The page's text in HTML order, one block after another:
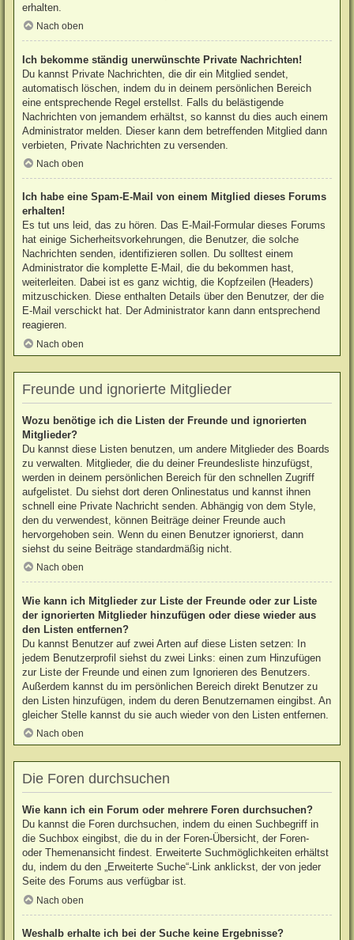
erhalten.
Nach oben
Ich bekomme ständig unerwünschte Private Nachrichten!
Du kannst Private Nachrichten, die dir ein Mitglied sendet,
automatisch löschen, indem du in deinem persönlichen Bereich
eine entsprechende Regel erstellst. Falls du belästigende
Nachrichten von jemandem erhältst, so kannst du dies auch einem
Administrator melden. Dieser kann dem betreffenden Mitglied dann
verbieten, Private Nachrichten zu versenden.
Nach oben
Ich habe eine Spam-E-Mail von einem Mitglied dieses Forums
erhalten!
Es tut uns leid, das zu hören. Das E-Mail-Formular dieses Forums
hat einige Sicherheitsvorkehrungen, die Benutzer, die solche
Nachrichten senden, identifizieren sollen. Du solltest einem
Administrator die komplette E-Mail, die du bekommen hast,
weiterleiten. Dabei ist es ganz wichtig, die Kopfzeilen (Headers)
mitzuschicken. Diese enthalten Details über den Benutzer, der die
E-Mail verschickt hat. Der Administrator kann dann entsprechend
reagieren.
Nach oben
Freunde und ignorierte Mitglieder
Wozu benötige ich die Listen der Freunde und ignorierten
Mitglieder?
Du kannst diese Listen benutzen, um andere Mitglieder des Boards
zu verwalten. Mitglieder, die du deiner Freundesliste hinzufügst,
werden in deinem persönlichen Bereich für den schnellen Zugriff
aufgelistet. Du siehst dort deren Onlinestatus und kannst ihnen
schnell eine Private Nachricht senden. Abhängig von dem Style,
den du verwendest, können Beiträge deiner Freunde auch
hervorgehoben sein. Wenn du einen Benutzer ignorierst, dann
siehst du seine Beiträge standardmäßig nicht.
Nach oben
Wie kann ich Mitglieder zur Liste der Freunde oder zur Liste
der ignorierten Mitglieder hinzufügen oder diese wieder aus
den Listen entfernen?
Du kannst Benutzer auf zwei Arten auf diese Listen setzen: In
jedem Benutzerprofil siehst du zwei Links: einen zum Hinzufügen
zur Liste der Freunde und einen zum Ignorieren des Benutzers.
Außerdem kannst du im persönlichen Bereich direkt Benutzer zu
den Listen hinzufügen, indem du deren Benutzernamen eingibst. An
gleicher Stelle kannst du sie auch wieder von den Listen entfernen.
Nach oben
Die Foren durchsuchen
Wie kann ich ein Forum oder mehrere Foren durchsuchen?
Du kannst die Foren durchsuchen, indem du einen Suchbegriff in
die Suchbox eingibst, die du in der Foren-Übersicht, der Foren-
oder Themenansicht findest. Erweiterte Suchmöglichkeiten erhältst
du, indem du den „Erweiterte Suche“-Link anklickst, der von jeder
Seite des Forums aus verfügbar ist.
Nach oben
Weshalb erhalte ich bei der Suche keine Ergebnisse?